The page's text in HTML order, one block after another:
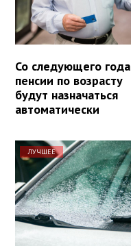
Со следующего года
пенсии по возрасту
будут назначаться
автоматически
ЛУЧШЕЕ